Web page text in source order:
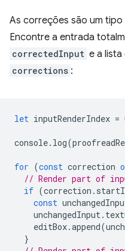
As correções são um tipo
Encontre a entrada
correctedInput e a
corrections :
let inputRenderIndex =
console. log(
for (const correction
// Render part of
if (correction .
const
unchangedInput.
editBox.append(
}